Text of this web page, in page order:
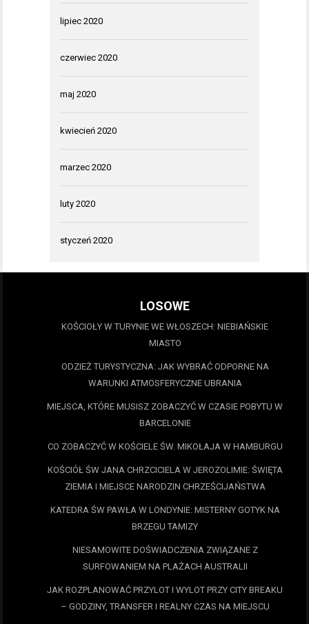
lipiec 2020
czerwiec 2020
maj 2020
kwiecień 2020
marzec 2020
luty 2020
styczeń 2020
LOSOWE
KOŚCIOŁY W TURYNIE WE WŁOSZECH: NIEBIAŃSKIE
MIASTO
ODZIEŻ TURYSTYCZNA: JAK WYBRAĆ ODPORNE NA
WARUNKI ATMOSFERYCZNE UBRANIA
MIEJSCA, KTÓRE MUSISZ ZOBACZYĆ W CZASIE POBYTU W
BARCELONIE
CO ZOBACZYĆ W KOŚCIELE ŚW. MIKOŁAJA W HAMBURGU
KOŚCIÓŁ ŚW JANA CHRZCICIELA W JEROZOLIMIE: ŚWIĘTA
ZIEMIA I MIEJSCE NARODZIN CHRZEŚCIJAŃSTWA
KATEDRA ŚW PAWŁA W LONDYNIE: MISTERNY GOTYK NA
BRZEGU TAMIZY
NIESAMOWITE DOŚWIADCZENIA ZWIĄZANE Z
SURFOWANIEM NA PLAŻACH AUSTRALII
JAK ROZPLANOWAĆ PRZYLOT I WYLOT PRZY CITY BREAKU
– GODZINY, TRANSFER I REALNY CZAS NA MIEJSCU